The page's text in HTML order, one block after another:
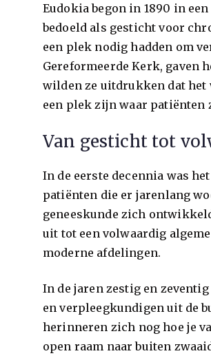
Eudokia begon in 1890 in
bedoeld als gesticht voor
een plek nodig hadden om
Gereformeerde Kerk, gaven
wilden ze uitdrukken dat het
een plek zijn waar patiënten
Van gesticht tot
In de eerste decennia was
patiënten die er jarenlang
geneeskunde zich
uit tot een volwaardig
moderne afdelingen.
In de jaren zestig en
en verpleegkundigen uit de
herinneren zich nog hoe je
open raam naar buiten